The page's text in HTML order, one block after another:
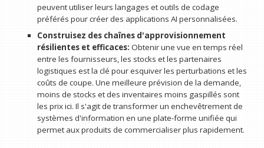
peuvent utiliser leurs langages et outils de codage
préférés pour créer des applications AI personnalisées.
Construisez des chaînes d'approvisionnement
résilientes et efficaces: Obtenir une vue en temps réel
entre les fournisseurs, les stocks et les partenaires
logistiques est la clé pour esquiver les perturbations et les
coûts de coupe. Une meilleure prévision de la demande,
moins de stocks et des inventaires moins gaspillés sont
les prix ici. Il s'agit de transformer un enchevêtrement de
systèmes d'information en une plate-forme unifiée qui
permet aux produits de commercialiser plus rapidement.